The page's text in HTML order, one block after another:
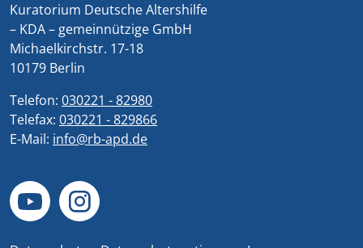
Kuratorium Deutsche Altershilfe
– KDA – gemeinnützige GmbH
Michaelkirchstr. 17-18
10179 Berlin
Telefon: 030221 - 82980
Telefax: 030221 - 829866
E-Mail: info@rb-apd.de